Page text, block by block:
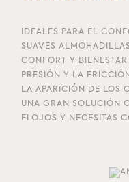
IDEALES PARA EL
SUAVES
CONFORT Y
PRESIÓN Y LA
LA APARICIÓN DE LOS
UNA GRAN SOLUCIÓN
FLOJOS Y NECESITAS